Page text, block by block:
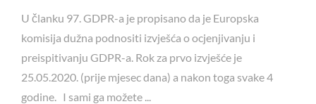
U članku 97. GDPR-a je propisano da je Europska
komisija dužna podnositi izvješća o ocjenjivanju i
preispitivanju GDPR-a. Rok za prvo izvješće je
25.05.2020. (prije mjesec dana) a nakon toga svake 4
godine. I sami ga možete ...